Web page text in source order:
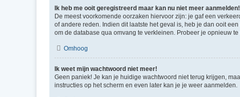
Ik heb me ooit geregistreerd maar kan nu niet meer
De meest voorkomende oorzaken hiervoor zijn: je gaf een
of andere reden. Indien dit laatste het geval is, heb je dan ooit
om de database qua omvang te verkleinen. Probeer je opnieuw
Omhoog
Ik weet mijn wachtwoord niet meer!
Geen paniek! Je kan je huidige wachtwoord niet terug krijgen,
instructies op het scherm en even later kan je je weer aanmelden.